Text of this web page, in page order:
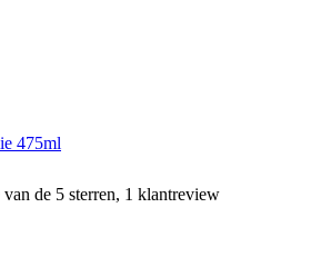
475ml
de 5 sterren, 1 klantreview